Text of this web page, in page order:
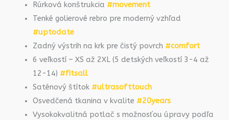
Rúrková konštrukcia #movement
Tenké golierové rebro pre moderný vzhľad
#uptodate
Zadný výstrih na krk pre čistý povrch #comfort
6 veľkostí – XS až 2XL (5 detských veľkostí 3-4 až
12-14) #fitsall
Saténový štítok #ultrasofttouch
Osvedčená tkanina v kvalite #20years
Vysokokvalitná potlač s možnosťou úpravy podľa